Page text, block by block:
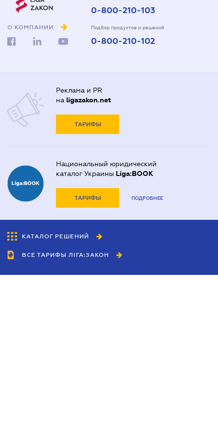
О КОМПАНИИ
0-800-210-103
Подбор продуктов и решений
0-800-210-102
Реклама и PR
на ligazakon.net
ТАРИФЫ
Национальный юридический
каталог Украины Liga:BOOK
ТАРИФЫ ПОДРОБНЕЕ
КАТАЛОГ РЕШЕНИЙ
ВСЕ ТАРИФЫ ЛІГА:ЗАКОН